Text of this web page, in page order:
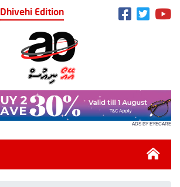
Dhivehi Edition
ADS BY EYECARE